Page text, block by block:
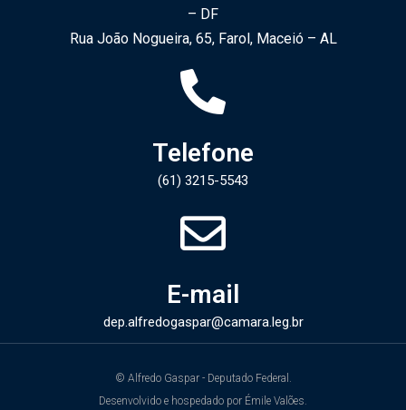
– DF
Rua João Nogueira, 65, Farol, Maceió – AL
Telefone
(61) 3215-5543​
E-mail
dep.alfredogaspar@camara.leg.br​
© Alfredo Gaspar - Deputado Federal.
Desenvolvido e hospedado por Émile Valões.